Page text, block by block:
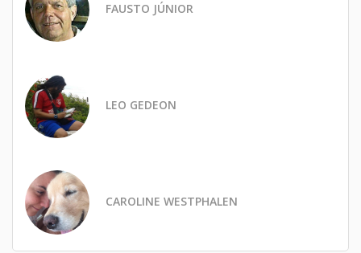
FAUSTO JÚNIOR
LEO GEDEON
CAROLINE WESTPHALEN